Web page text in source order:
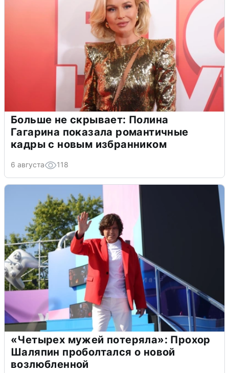
Больше не скрывает: Полина
Гагарина показала романтичные
кадры с новым избранником
6 августа 118
«Четырех мужей потеряла»: Прохор
Шаляпин проболтался о новой
возлюбленной